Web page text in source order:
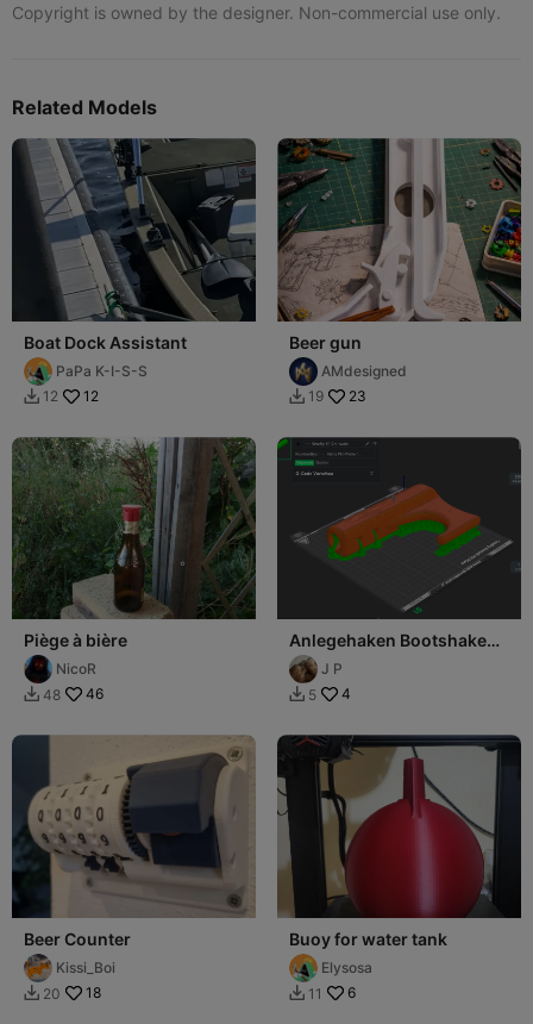
Copyright is owned by the designer. Non-commercial use only.
Related Models
Boat Dock Assistant
PaPa K-I-S-S
 12 12
Beer gun
AMdesigned
 19 23
Piège à bière
NicoR
 48 46
Anlegehaken Bootshaken
24mm Holzstiel
J P
 5 4
Beer Counter
Kissi_Boi
 20 18
Buoy for water tank
Elysosa
 11 6